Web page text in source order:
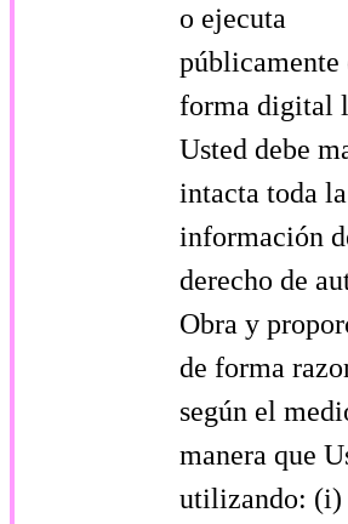
o ejecuta
públicamente
forma digital
Usted debe
intacta toda la
información
derecho de
Obra y
de forma
según el
manera que
utilizando: (i)